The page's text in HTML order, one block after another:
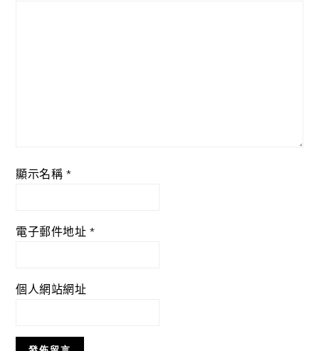
顯示名稱 *
電子郵件地址 *
個人網站網址